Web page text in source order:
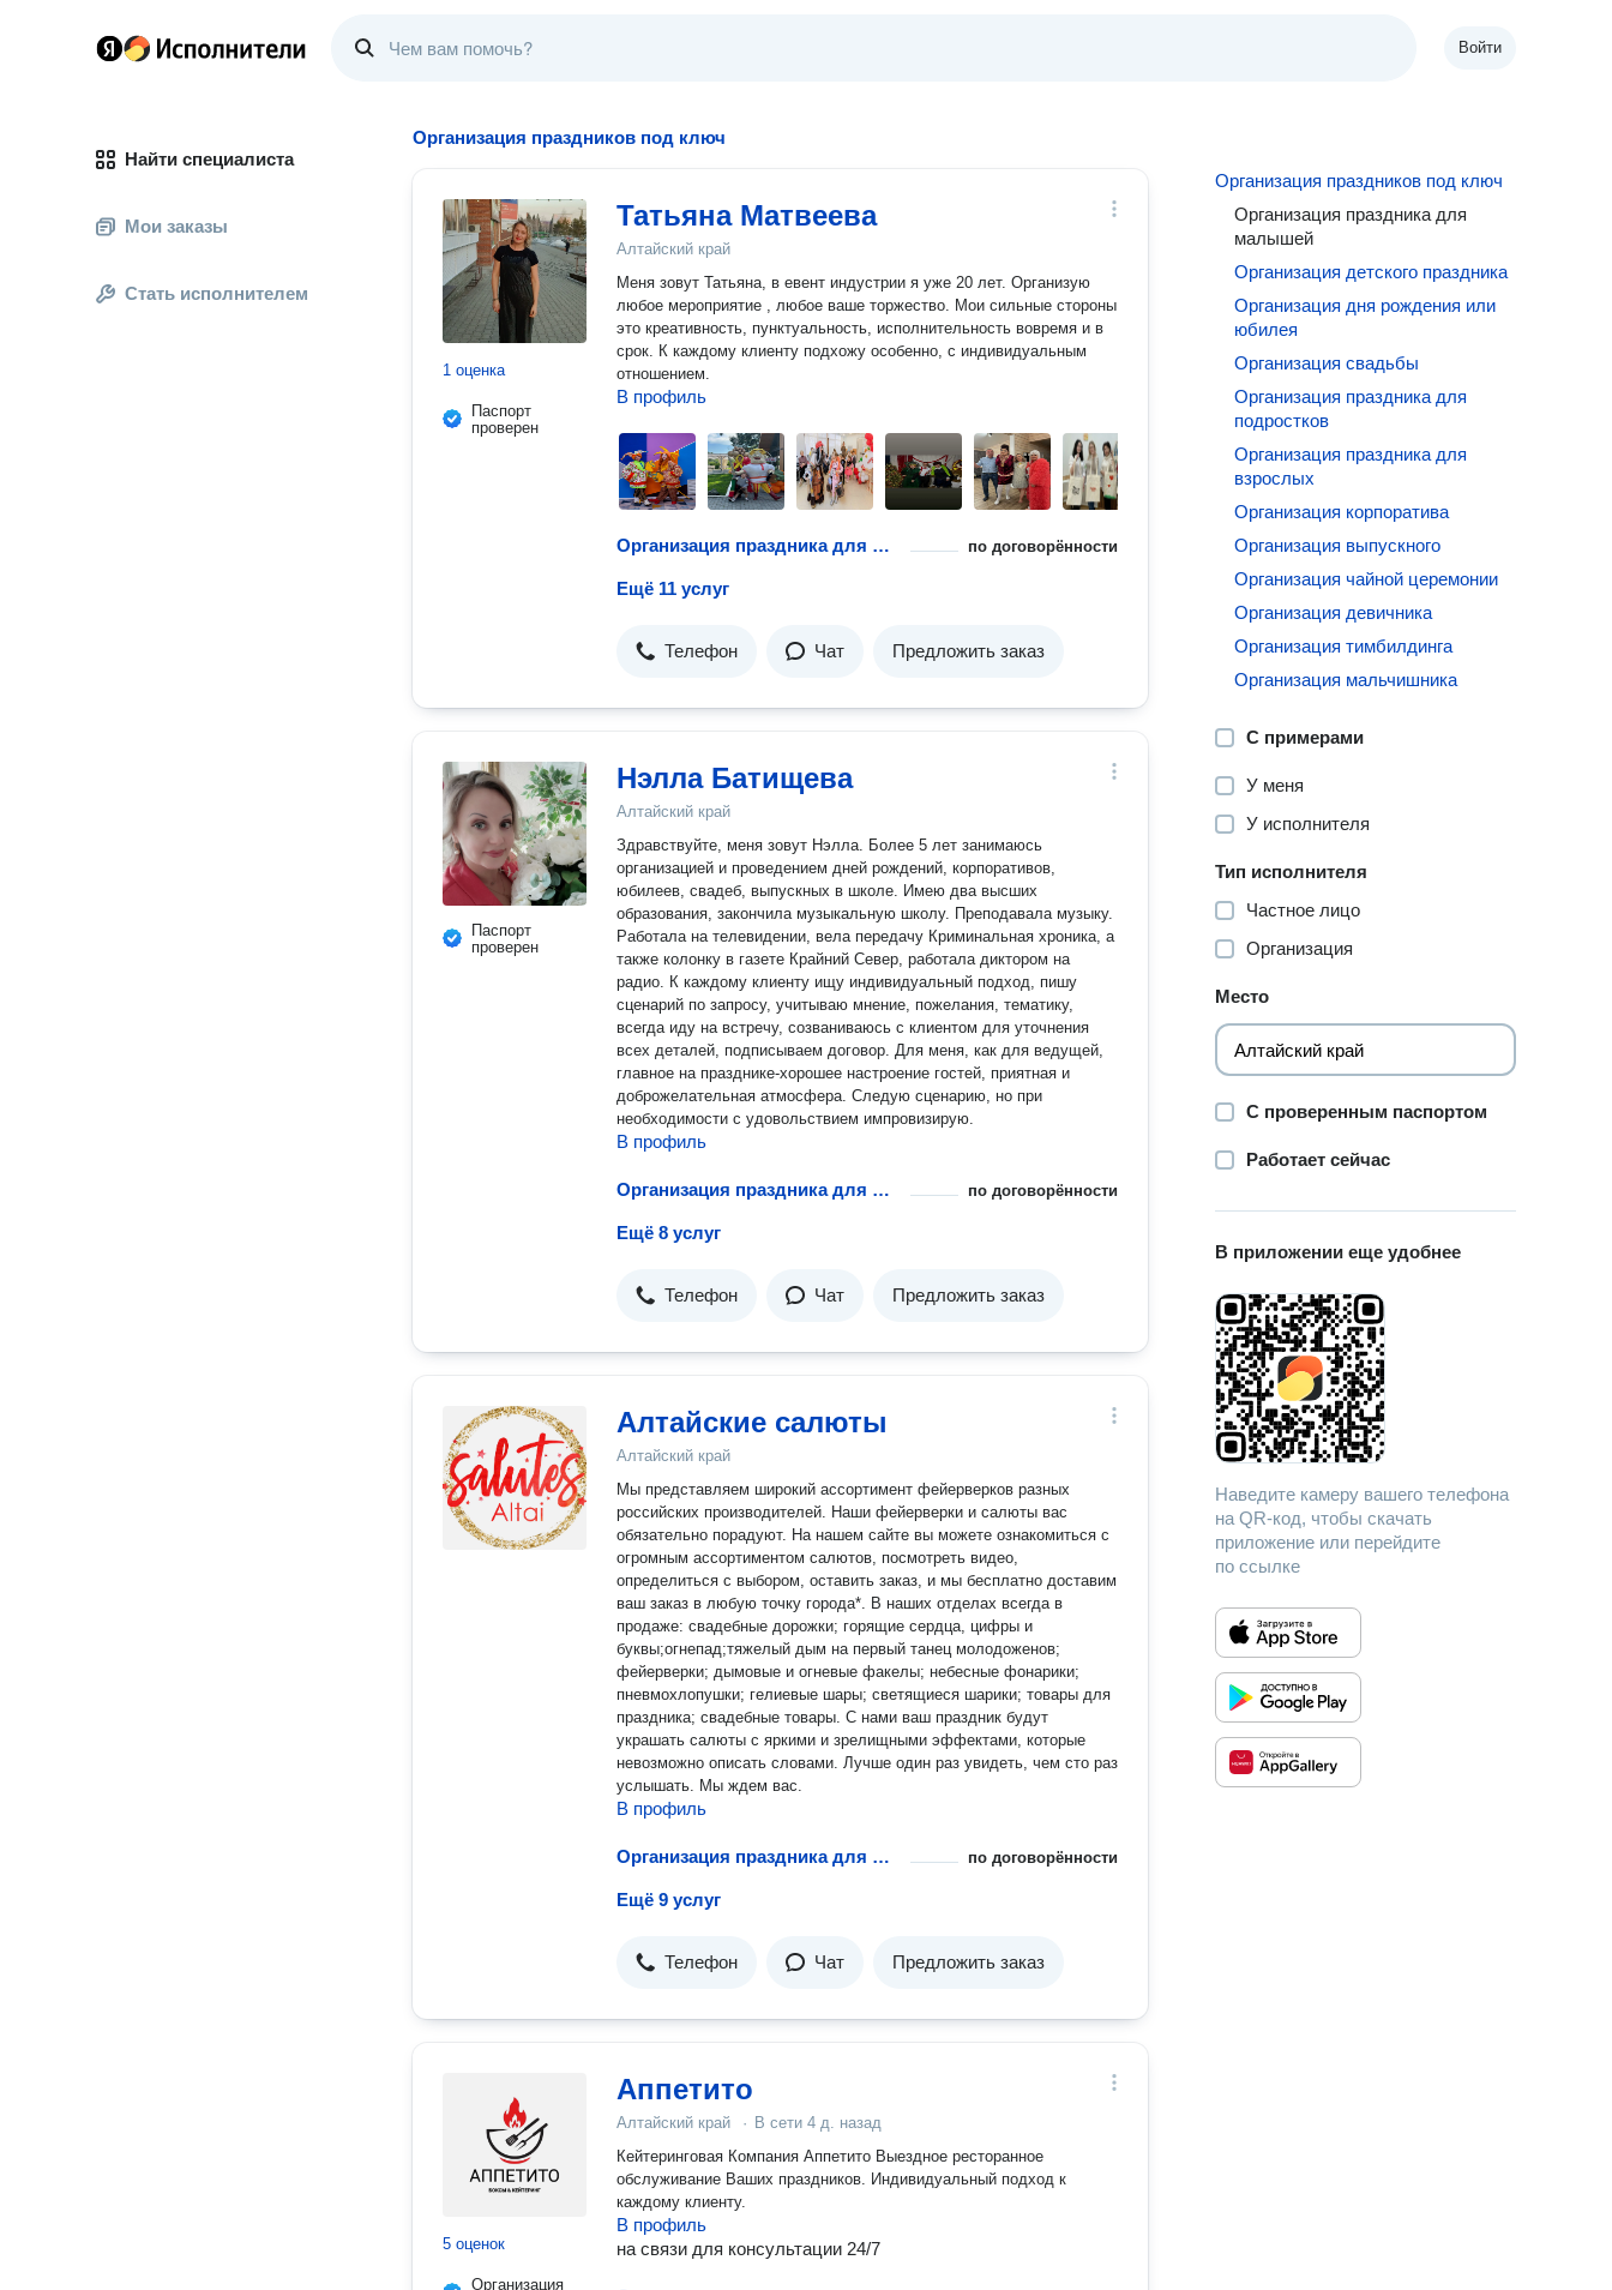
Войти
Найти специалиста
Мои заказы
Стать исполнителем
Организация праздников под ключ
1 оценка
Паспорт
проверен
Татьяна Матвеева
Алтайский край
Меня зовут Татьяна, в евент индустрии я уже 20 лет. Организую
любое мероприятие , любое ваше торжество. Мои сильные стороны
это креативность, пунктуальность, исполнительность вовремя и в
срок. К каждому клиенту подхожу особенно, с индивидуальным
отношением.
В профиль
Организация праздника для малышей по договорённости
Ещё 11 услуг
Телефон Чат Предложить заказ
Паспорт
проверен
Нэлла Батищева
Алтайский край
Здравствуйте, меня зовут Нэлла. Более 5 лет занимаюсь
организацией и проведением дней рождений, корпоративов,
юбилеев, свадеб, выпускных в школе. Имею два высших
образования, закончила музыкальную школу. Преподавала музыку.
Работала на телевидении, вела передачу Криминальная хроника, а
также колонку в газете Крайний Север, работала диктором на
радио. К каждому клиенту ищу индивидуальный подход, пишу
сценарий по запросу, учитываю мнение, пожелания, тематику,
всегда иду на встречу, созваниваюсь с клиентом для уточнения
всех деталей, подписываем договор. Для меня, как для ведущей,
главное на празднике-хорошее настроение гостей, приятная и
доброжелательная атмосфера. Следую сценарию, но при
необходимости с удовольствием импровизирую.
В профиль
Организация праздника для малышей по договорённости
Ещё 8 услуг
Телефон Чат Предложить заказ
Алтайские салюты
Алтайский край
Мы представляем широкий ассортимент фейерверков разных
российских производителей. Наши фейерверки и салюты вас
обязательно порадуют. На нашем сайте вы можете ознакомиться с
огромным ассортиментом салютов, посмотреть видео,
определиться с выбором, оставить заказ, и мы бесплатно доставим
ваш заказ в любую точку города*. В наших отделах всегда в
продаже: свадебные дорожки; горящие сердца, цифры и
буквы;огнепад;тяжелый дым на первый танец молодоженов;
фейерверки; дымовые и огневые факелы; небесные фонарики;
пневмохлопушки; гелиевые шары; светящиеся шарики; товары для
праздника; свадебные товары. С нами ваш праздник будут
украшать салюты с яркими и зрелищными эффектами, которые
невозможно описать словами. Лучше один раз увидеть, чем сто раз
услышать. Мы ждем вас.
В профиль
Организация праздника для малышей по договорённости
Ещё 9 услуг
Телефон Чат Предложить заказ
5 оценок
Организация
Аппетито
Алтайский край · В сети 4 д. назад
Кейтеринговая Компания Аппетито Выездное ресторанное
обслуживание Ваших праздников. Индивидуальный подход к
каждому клиенту.
В профиль
на связи для консультации 24/7
Организация праздников под ключ
Организация праздника для
малышей
Организация детского праздника
Организация дня рождения или
юбилея
Организация свадьбы
Организация праздника для
подростков
Организация праздника для
взрослых
Организация корпоратива
Организация выпускного
Организация чайной церемонии
Организация девичника
Организация тимбилдинга
Организация мальчишника
С примерами
У меня
У исполнителя
Тип исполнителя
Частное лицо
Организация
Место
С проверенным паспортом
Работает сейчас
В приложении еще удобнее
Наведите камеру вашего телефона
на QR-код, чтобы скачать
приложение или перейдите
по ссылке